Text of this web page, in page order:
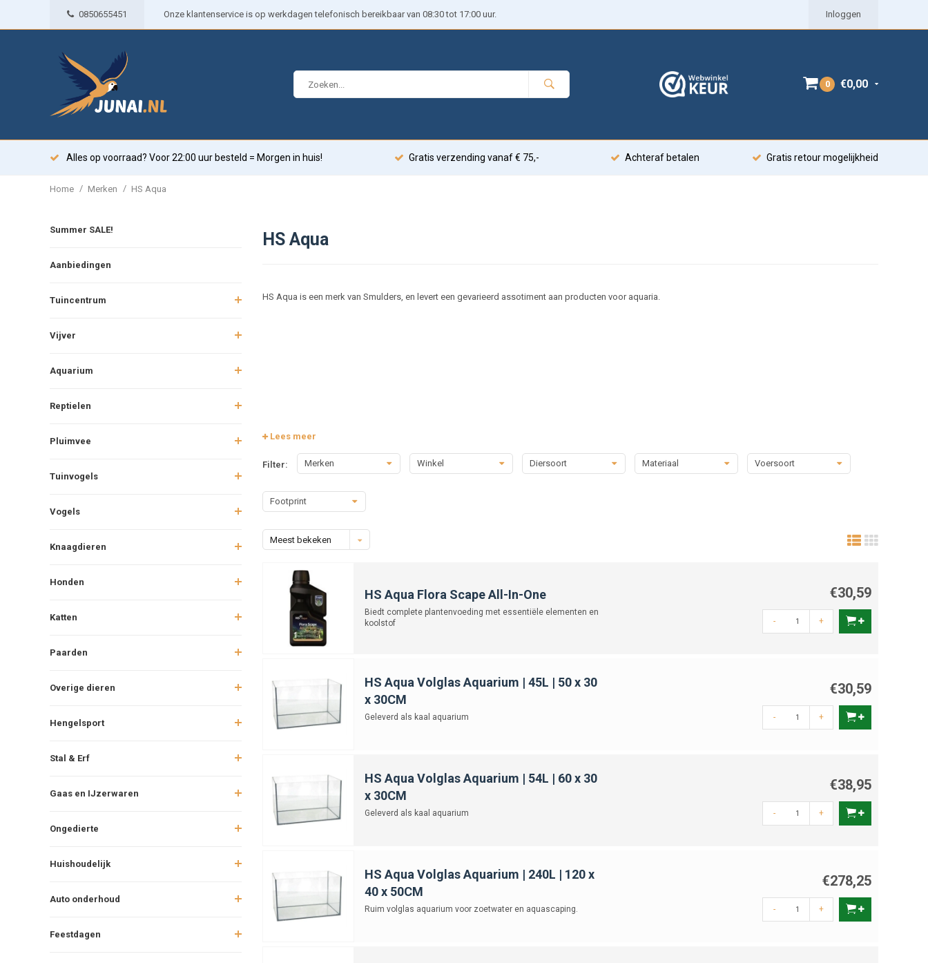
0850655451 Onze klantenservice is op werkdagen telefonisch bereikbaar van 08:30 tot 17:00 uur. Inloggen
0 €0,00
Alles op voorraad? Voor 22:00 uur besteld = Morgen in huis! Gratis verzending vanaf € 75,- Achteraf betalen Gratis retour mogelijkheid
Home / Merken / HS Aqua
Summer SALE!
Aanbiedingen
Tuincentrum
Vijver
Aquarium
Reptielen
Pluimvee
Tuinvogels
Vogels
Knaagdieren
Honden
Katten
Paarden
Overige dieren
Hengelsport
Stal & Erf
Gaas en IJzerwaren
Ongedierte
Huishoudelijk
Auto onderhoud
Feestdagen
HS Aqua
HS Aqua is een merk van Smulders, en levert een gevarieerd assotiment aan producten voor aquaria.
Lees meer
Filter: Merken Winkel Diersoort Materiaal Voersoort
Footprint
Meest bekeken
HS Aqua Flora Scape All-In-One
Biedt complete plantenvoeding met essentiële elementen en
koolstof
€30,59
- +
HS Aqua Volglas Aquarium | 45L | 50 x 30
x 30CM
Geleverd als kaal aquarium
€30,59
- +
HS Aqua Volglas Aquarium | 54L | 60 x 30
x 30CM
Geleverd als kaal aquarium
€38,95
- +
HS Aqua Volglas Aquarium | 240L | 120 x
40 x 50CM
Ruim volglas aquarium voor zoetwater en aquascaping.
€278,25
- +